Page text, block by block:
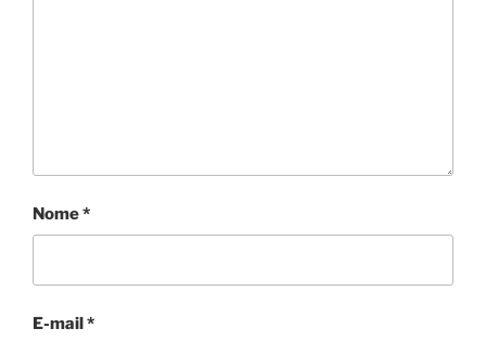
Nome*
E-mail*